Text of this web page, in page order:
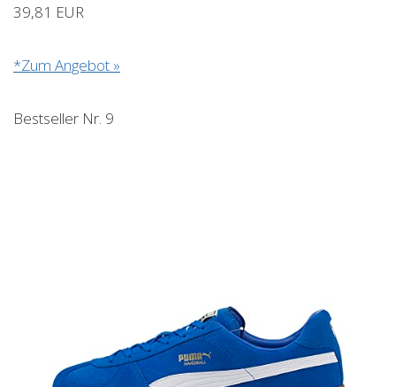
39,81 EUR
*Zum Angebot »
Bestseller Nr. 9